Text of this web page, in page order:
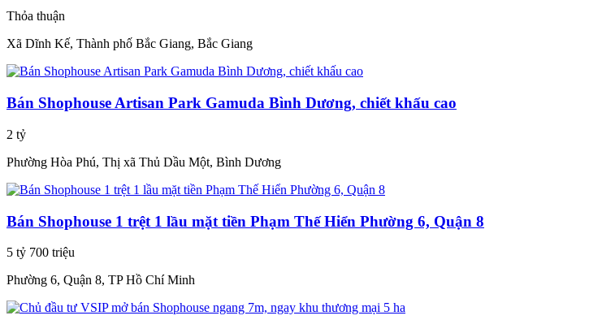
Thỏa thuận
Xã Dĩnh Kế, Thành phố Bắc Giang, Bắc Giang
Bán Shophouse Artisan Park Gamuda Bình Dương, chiết khấu cao
2 tỷ
Phường Hòa Phú, Thị xã Thủ Dầu Một, Bình Dương
Bán Shophouse 1 trệt 1 lầu mặt tiền Phạm Thế Hiển Phường 6, Quận 8
5 tỷ 700 triệu
Phường 6, Quận 8, TP Hồ Chí Minh